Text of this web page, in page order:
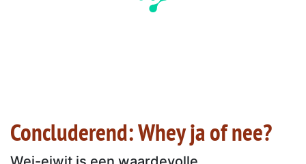
Concluderend: Whey ja of nee?